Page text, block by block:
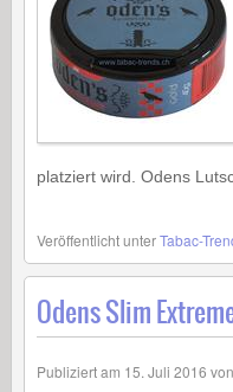
platziert wird. Odens
Veröffentlicht unterTabac-
Odens Slim
Publiziert am 15. Juli 2016 von